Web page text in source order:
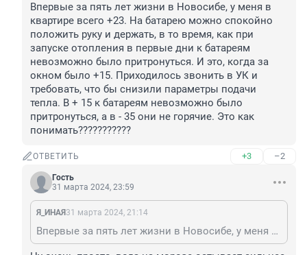
Впервые за пять лет жизни в Новосибе, у меня в
квартире всего +23. На батарею можно спокойно
положить руку и держать, в то время, как при
запуске отопления в первые дни к батареям
невозможно было притронуться. И это, когда за
окном было +15. Приходилось звонить в УК и
требовать, что бы снизили параметры подачи
тепла. В + 15 к батареям невозможно было
притронуться, а в - 35 они не горячие. Это как
понимать???????????
ОТВЕТИТЬ +3 –2
Гость
31 марта 2024, 23:59
Я_ИНAЯ 31 марта 2024, 21:14
Впервые за пять лет жизни в Новосибе, у меня в квартире всего +23. На батарею можно спокойно положить руку и держать, в то время, как при запуске отопления в первые дни к батареям невозможно было притронуться. И это, когда за окном было +15. Приходилось звонить в УК и требовать, что бы снизили параметры подачи тепла. В + 15 к батареям невозможно было притронуться, а в - 35 они не горячие. Это как понимать???????????